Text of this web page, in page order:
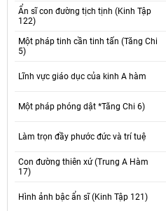
Ẩn sĩ con đường tịch tịnh (Kinh Tập
122)
Một pháp tinh cần tinh tấn (Tăng Chi
5)
Lĩnh vực giáo dục của kinh A hàm
Một pháp phóng dật *Tăng Chi 6)
Làm trọn đầy phước đức và trí tuệ
Con đường thiên xứ (Trung A Hàm
17)
Hình ảnh bậc ẩn sĩ (Kinh Tập 121)